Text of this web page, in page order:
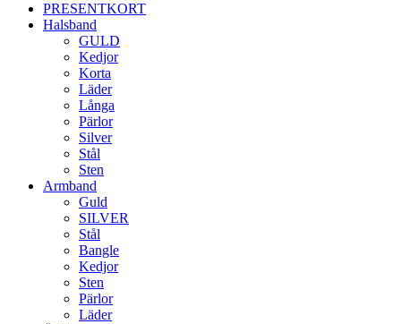
PRESENTKORT
Halsband
GULD
Kedjor
Korta
Läder
Långa
Pärlor
Silver
Stål
Sten
Armband
Guld
SILVER
Stål
Bangle
Kedjor
Sten
Pärlor
Läder